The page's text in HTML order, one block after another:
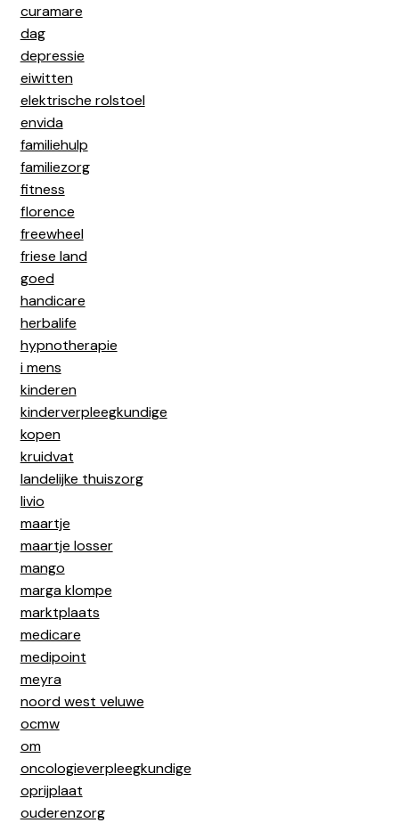
curamare
dag
depressie
eiwitten
elektrische rolstoel
envida
familiehulp
familiezorg
fitness
florence
freewheel
friese land
goed
handicare
herbalife
hypnotherapie
i mens
kinderen
kinderverpleegkundige
kopen
kruidvat
landelijke thuiszorg
livio
maartje
maartje losser
mango
marga klompe
marktplaats
medicare
medipoint
meyra
noord west veluwe
ocmw
om
oncologieverpleegkundige
oprijplaat
ouderenzorg